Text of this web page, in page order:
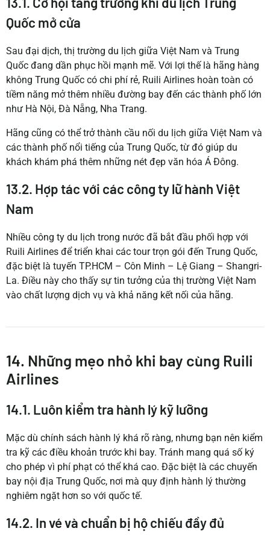
Quốc mở cửa
Sau đại dịch, thị trường du lịch giữa Việt Nam và Trung
Quốc đang dần phục hồi mạnh mẽ. Với lợi thế là hãng hàng
không Trung Quốc có chi phí rẻ, Ruili Airlines hoàn toàn có
tiềm năng mở thêm nhiều đường bay đến các thành phố lớn
như Hà Nội, Đà Nẵng, Nha Trang.
Hãng cũng có thể trở thành cầu nối du lịch giữa Việt Nam và
các thành phố nổi tiếng của Trung Quốc, từ đó giúp du
khách khám phá thêm những nét đẹp văn hóa Á Đông.
13.2. Hợp tác với các công ty lữ hành Việt
Nam
Nhiều công ty du lịch trong nước đã bắt đầu phối hợp với
Ruili Airlines để triển khai các tour trọn gói đến Trung Quốc,
đặc biệt là tuyến TP.HCM – Côn Minh – Lệ Giang – Shangri-
La. Điều này cho thấy sự tin tưởng của thị trường Việt Nam
vào chất lượng dịch vụ và khả năng kết nối của hãng.
14. Những mẹo nhỏ khi bay cùng Ruili
Airlines
14.1. Luôn kiểm tra hành lý kỹ lưỡng
Mặc dù chính sách hành lý khá rõ ràng, nhưng bạn nên kiểm
tra kỹ các điều khoản trước khi bay. Tránh mang quá số ký
cho phép vì phí phạt có thể khá cao. Đặc biệt là các chuyến
bay nội địa Trung Quốc, nơi mà quy định hành lý thường
nghiêm ngặt hơn so với quốc tế.
14.2. In vé và chuẩn bị hộ chiếu đầy đủ